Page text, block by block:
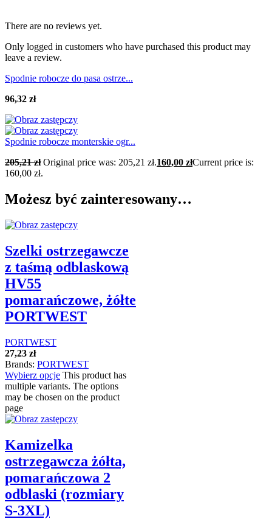
There are no reviews yet.
Only logged in customers who have purchased this product may
leave a review.
Spodnie robocze do pasa ostrze...
96,32 zł
Spodnie robocze monterskie ogr...
205,21zł Original price was: 205,21 zł.160,00 złCurrent price is:
160,00 zł.
Możesz być zainteresowany…
Szelki ostrzegawcze
z taśmą odblaskową
HV55
pomarańczowe, żółte
PORTWEST
PORTWEST
27,23 zł
Brands: PORTWEST
Wybierz opcje This product has
multiple variants. The options
may be chosen on the product
page
Kamizelka
ostrzegawcza żółta,
pomarańczowa 2
odblaski (rozmiary
S-3XL)